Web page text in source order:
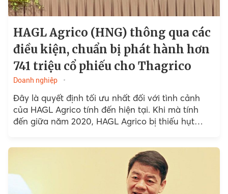
HAGL Agrico (HNG) thông qua các
điều kiện, chuẩn bị phát hành hơn
741 triệu cổ phiếu cho Thagrico
Doanh nghiệp
Đây là quyết định tối ưu nhất đối với tình cảnh
của HAGL Agrico tính đến hiện tại. Khi mà tính
đến giữa năm 2020, HAGL Agrico bị thiếu hụt
hạ tầng kỹ thuật quan trọng là nước và điện...